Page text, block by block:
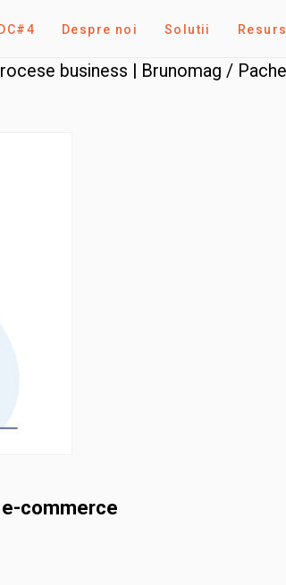
Despre noi Solutii
business | Brunomag /
commerce